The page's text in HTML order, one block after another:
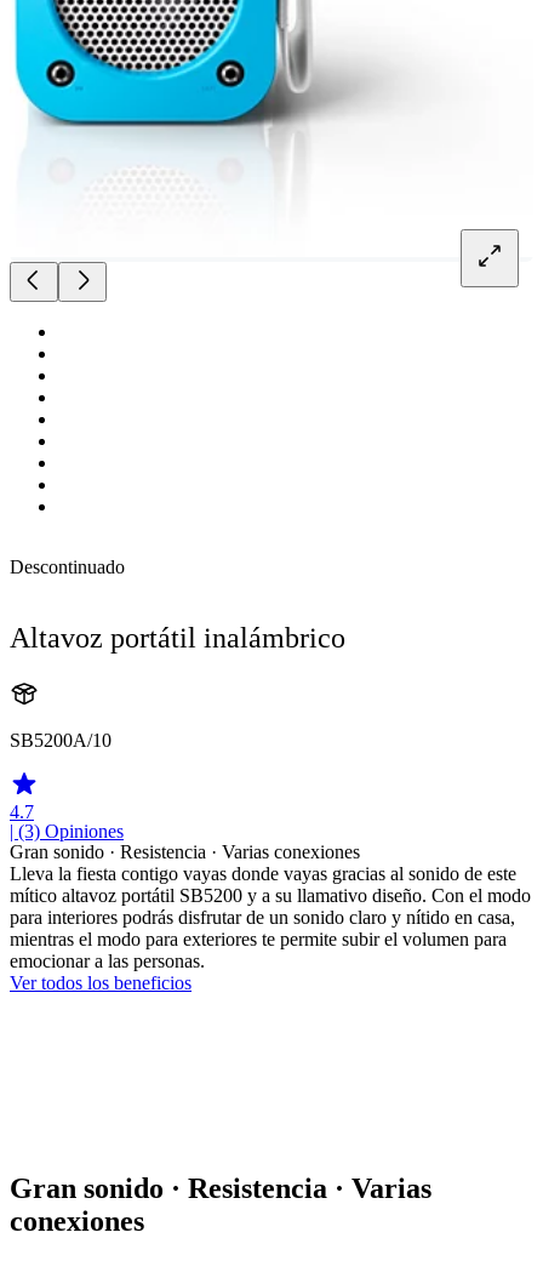
Descontinuado
Altavoz portátil inalámbrico
SB5200A/10
4.7
| (3) Opiniones
Gran sonido · Resistencia · Varias conexiones
Lleva la fiesta contigo vayas donde vayas gracias al sonido de este
mítico altavoz portátil SB5200 y a su llamativo diseño. Con el modo
para interiores podrás disfrutar de un sonido claro y nítido en casa,
mientras el modo para exteriores te permite subir el volumen para
emocionar a las personas.
Ver todos los beneficios
Gran sonido · Resistencia · Varias
conexiones